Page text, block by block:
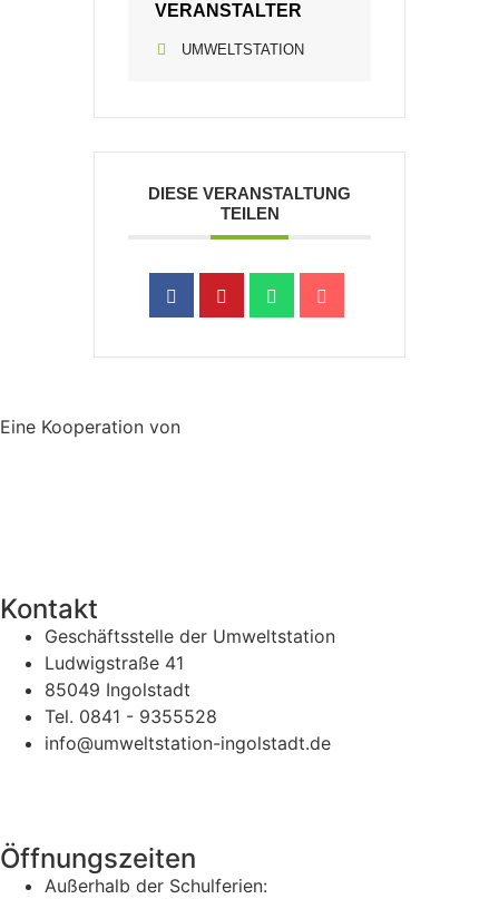
VERANSTALTER
UMWELTSTATION
DIESE VERANSTALTUNG
TEILEN
Eine Kooperation von
Kontakt
Geschäftsstelle der Umweltstation
Ludwigstraße 41
85049 Ingolstadt
Tel. 0841 - 9355528
info@umweltstation-ingolstadt.de
Öffnungszeiten
Außerhalb der Schulferien: